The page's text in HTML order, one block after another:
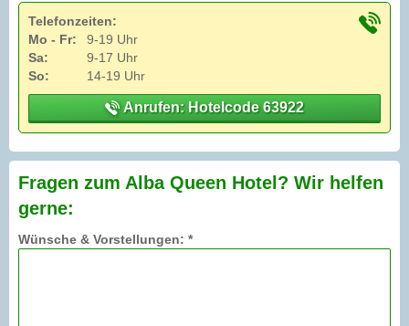
Telefonzeiten:
Mo - Fr:
9-19 Uhr
Sa:
9-17 Uhr
So:
14-19 Uhr
Anrufen: Hotelcode 63922
Fragen zum Alba Queen Hotel? Wir helfen
gerne:
Wünsche & Vorstellungen: *